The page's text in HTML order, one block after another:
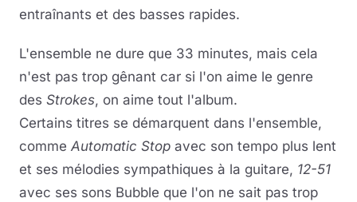
entraînants et des basses rapides.
L'ensemble ne dure que 33 minutes, mais cela
n'est pas trop gênant car si l'on aime le genre
des Strokes, on aime tout l'album.
Certains titres se démarquent dans l'ensemble,
comme Automatic Stop avec son tempo plus lent
et ses mélodies sympathiques à la guitare, 12-51
avec ses sons Bubble que l'on ne sait pas trop